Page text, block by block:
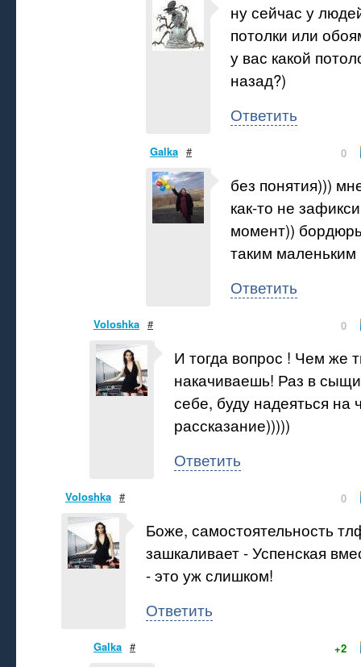
ну сейчас у
потолки или
у вас какой
назад?)
Ответить
Galka # 0
без понятия)))
как-то не
момент))
таким маленьким
Ответить
Voloshka # 0
И тогда вопрос ! Чем же
накачиваешь! Раз в
себе, буду надеяться на
рассказание)))))
Ответить
Voloshka # 0
Боже, самостоятельность
зашкаливает - Успенская
- это уж слишком!
Ответить
Galka # +2